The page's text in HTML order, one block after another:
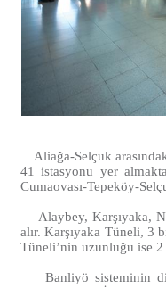
Aliağa-Selçuk
41 istasyonu yer
Cumaovası-Tepeköy-
Alaybey, Karşıyaka,
alır. Karşıyaka Tüneli, 3
Tüneli’nin uzunluğu ise
Banliyö sisteminin